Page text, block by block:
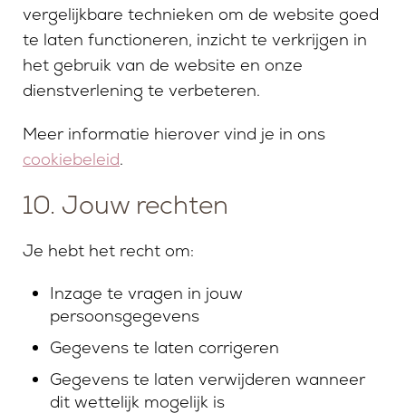
vergelijkbare technieken om de website goed
te laten functioneren, inzicht te verkrijgen in
het gebruik van de website en onze
dienstverlening te verbeteren.
Meer informatie hierover vind je in ons
cookiebeleid.
10. Jouw rechten
Je hebt het recht om:
Inzage te vragen in jouw
persoonsgegevens
Gegevens te laten corrigeren
Gegevens te laten verwijderen wanneer
dit wettelijk mogelijk is